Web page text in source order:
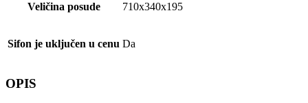
Veličina posude 710x340x195
Sifon je uključen u cenu Da
OPIS